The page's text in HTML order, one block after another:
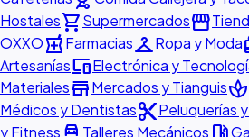
Hostalesshopping_cartSupermercadosstorefront
OXXOlocal_pharmacyFarmaciascheckroomRopa y Moda
ArtesaníasdevicesElectrónica y
MaterialesstoreMercados y Tianguisspa
Médicos y Dentistascontent_cutPeluquerías
y Fitness
Talleres Mecánicos